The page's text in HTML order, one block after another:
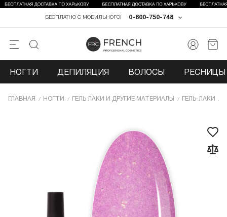
0-800-750-748
БЕСПЛАТНО С МОБИЛЬНОГО!
НОГТИ ДЕПИЛЯЦИЯ ВОЛОСЫ РЕСНИЦЫ
ГЛАВНАЯ НОГТИ ГЕЛЬ ЛАКИ И ДРУГИЕ МАТЕРИАЛЫ ГЕЛЬ-ЛАКИ